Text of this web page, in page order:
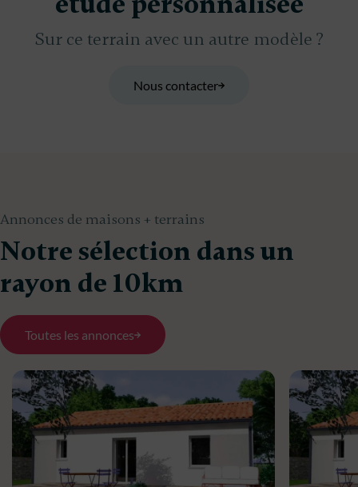
Sur ce terrain avec un autre modèle ?
Nous contacter
Annonces de maisons + terrains
Notre sélection dans un
rayon de 10km
Toutes les annonces